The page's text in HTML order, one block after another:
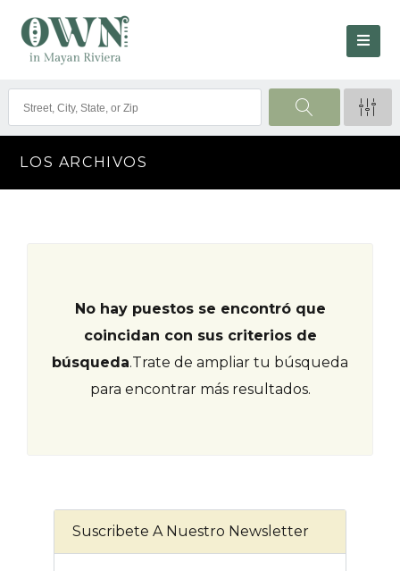
LOS ARCHIVOS
No hay puestos se encontró que
coincidan con sus criterios de
búsqueda.Trate de ampliar tu búsqueda
para encontrar más resultados.
Suscribete A Nuestro Newsletter